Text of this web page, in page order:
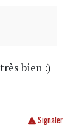
bien :)
Signaler